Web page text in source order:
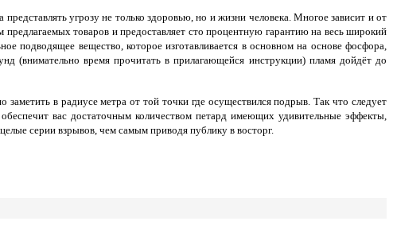
угрозу не только здоровью, но и жизни человека. Многое зависит и от
предлагаемых товаров и предоставляет сто процентную гарантию на весь широкий
подводящее вещество, которое изготавливается в основном на основе фосфора,
(внимательно время прочитать в прилагающейся инструкции) пламя дойдёт до
в радиусе метра от той точки где осуществился подрыв. Так что следует
вас достаточным количеством петард имеющих удивительные эффекты,
серии взрывов, чем самым приводя публику в восторг.